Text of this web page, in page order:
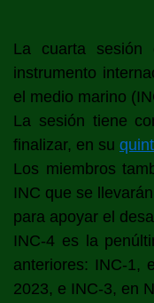
La cuarta sesión
instrumento
el medio marino
La sesión tiene
finalizar, en su
Los miembros
INC que se
para apoyar el
INC-4 es la
anteriores: INC-1,
2023, e INC-3, en